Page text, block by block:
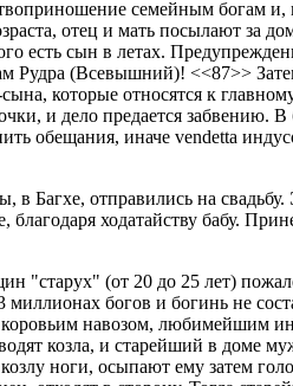
семейным богам
отец и мать посылают за
есть сын в летах.
(Всевышний)! <<87>>
которые относятся к
и дело предается
обещания, иначе vendetta
Багхе, отправились на
ходатайству бабу.
"старух" (от 20 до 25 лет)
богов и богинь не
навозом, любимейшим
козла, и старейший в доме
ноги, осыпают ему затем